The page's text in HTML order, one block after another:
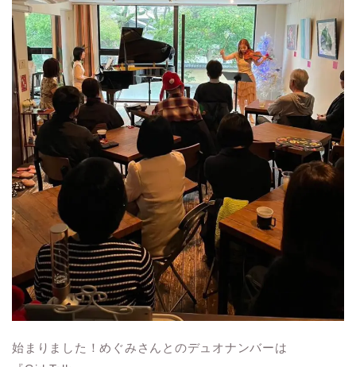
始まりました！めぐみさんとのデュオナンバーは